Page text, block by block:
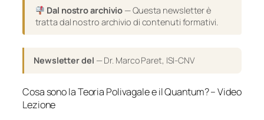
Dal nostro archivio — Questa newsletter è
tratta dal nostro archivio di contenuti formativi.
Newsletter del — Dr. Marco Paret, ISI-CNV
Cosa sono la Teoria Polivagale e il Quantum? – Video
Lezione